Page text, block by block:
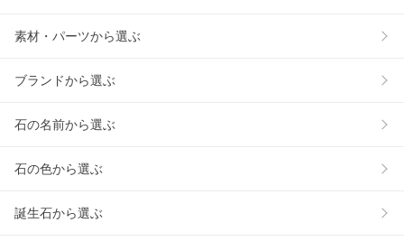
素材・パーツから選ぶ
ブランドから選ぶ
石の名前から選ぶ
石の色から選ぶ
誕生石から選ぶ